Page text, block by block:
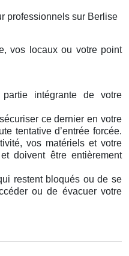
professionnels sur Berlise
vos locaux ou votre point
partie intégrante de votre
ce dernier en votre
tentative d’entrée forcée.
vos matériels et votre
doivent être entièrement
restent bloqués ou de se
ou de évacuer votre